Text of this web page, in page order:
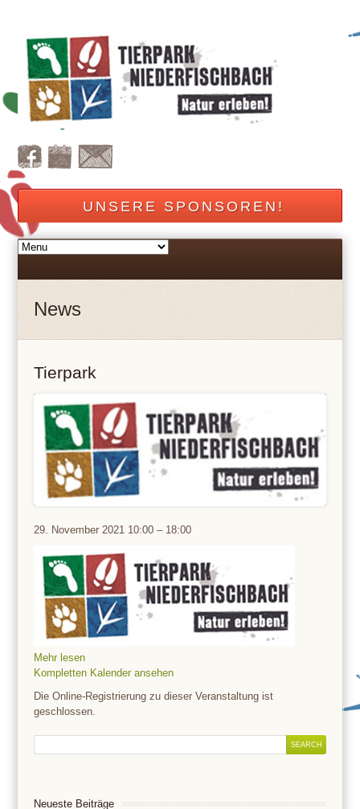
UNSERE SPONSOREN!
News
Tierpark
Tierpark
29. November 2021 10:00 – 18:00
Mehr lesen
Kompletten Kalender ansehen
Die Online-Registrierung zu dieser Veranstaltung ist
geschlossen.
Neueste Beiträge